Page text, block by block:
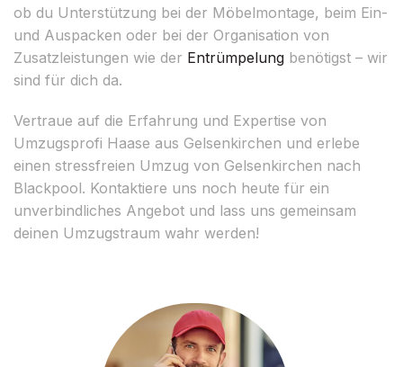
ob du Unterstützung bei der Möbelmontage, beim Ein-
und Auspacken oder bei der Organisation von
Zusatzleistungen wie der Entrümpelung benötigst – wir
sind für dich da.
Vertraue auf die Erfahrung und Expertise von
Umzugsprofi Haase aus Gelsenkirchen und erlebe
einen stressfreien Umzug von Gelsenkirchen nach
Blackpool. Kontaktiere uns noch heute für ein
unverbindliches Angebot und lass uns gemeinsam
deinen Umzugstraum wahr werden!